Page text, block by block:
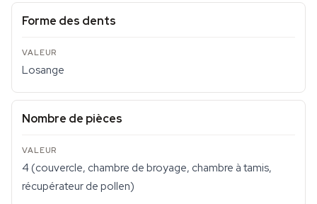
Forme des dents
Losange
Nombre de pièces
4 (couvercle, chambre de broyage, chambre à tamis,
récupérateur de pollen)